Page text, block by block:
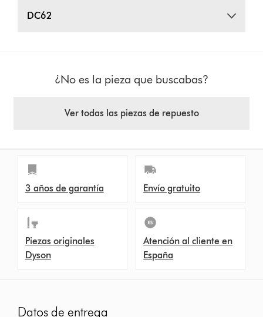
DC62
¿No es la pieza que buscabas?
Ver todas las piezas de repuesto
3 años de garantía Envío gratuito
Piezas originales
Dyson
Atención al cliente en
España
Datos de entrega